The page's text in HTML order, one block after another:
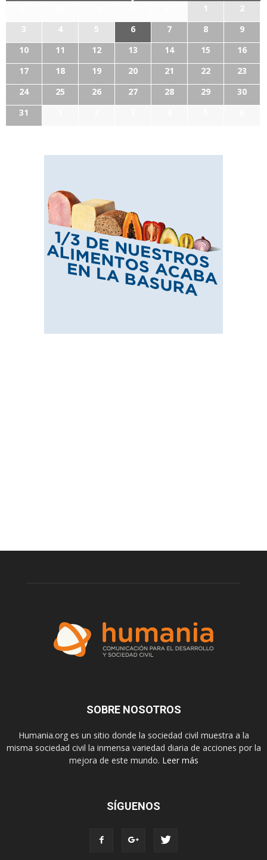
1
2
3
4 5 6 7 8
9
10
11 12 13 14 15
16
17
18 19 20 21 22
23
24
25 26 27 28 29
30
31
SOBRE NOSOTROS
Humania.org es un sitio donde la sociedad civil muestra a la
misma sociedad civil la inmensa variedad diaria de acciones por la
mejora de este mundo. Leer más
SÍGUENOS